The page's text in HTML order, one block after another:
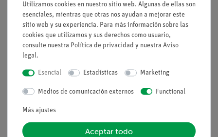
Nach oben
Aviso lega
Condiciones comerciales generales
Declaración de privacidad
Servicio
Utilizamos cookies en nuestro sitio web. Algunas de ellas son
esenciales, mientras que otras nos ayudan a mejorar este
sitio web y su experiencia. Para más información sobre las
cookies que utilizamos y sus derechos como usuario,
consulte nuestra Política de privacidad y nuestra Aviso
legal.
Esencial Estadísticas Marketing
Medios de comunicación externos Functional
Más ajustes
Aceptar todo